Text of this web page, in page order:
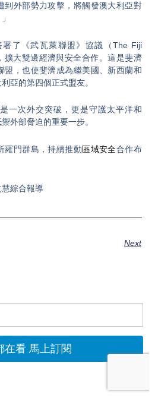
到外部勢力攻擊，將觸發澳大利亞對
了《武瓦萊聯盟》協議（The Fiji
擴大雙邊經濟與安全合作。這是斐濟
盟，也使斐濟成為繼美國、新西蘭和
亞的第四個正式盟友。
一次外交突破，更是守護太平洋和
外部脅迫的重要一步。
羅門群島，持續推動區域安全合作布
綜合報導
Next